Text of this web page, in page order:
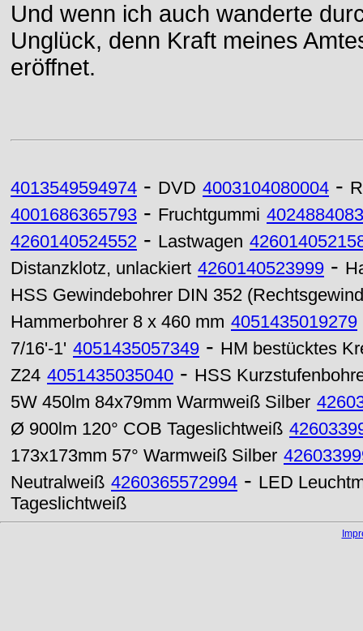
Und wenn ich auch wanderte
Unglück, denn Kraft meines
eröffnet.
4013549594974 - DVD 4003104080004 -
4001686365793 - Fruchtgummi
4260140524552 - Lastwagen
Distanzklotz, unlackiert 4260140523999 -
HSS Gewindebohrer DIN 352
Hammerbohrer 8 x 460 mm 4051435019279
7/16'-1' 4051435057349 - HM bestücktes
Z24 4051435035040 - HSS
5W 450lm 84x79mm Warmweiß Silber
Ø 900lm 120° COB Tageslichtweiß
173x173mm 57° Warmweiß Silber
Neutralweiß 4260365572994 - LED
Tageslichtweiß